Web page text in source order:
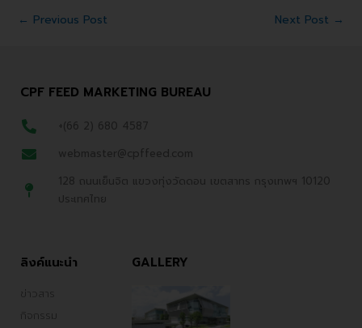
← Previous Post Next Post →
CPF FEED MARKETING BUREAU
+(66 2) 680 4587
webmaster@cpffeed.com
128 ถนนเย็นจิต แขวงทุ่งวัดดอน เขตสาทร กรุงเทพฯ 10120
ประเทศไทย
ลิงค์แนะนำ
ข่าวสาร
กิจกรรม
GALLERY